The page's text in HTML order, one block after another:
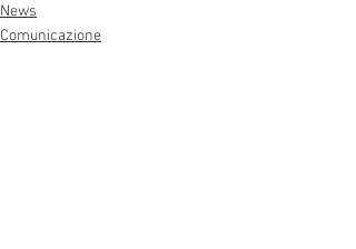
News
Comunicazione